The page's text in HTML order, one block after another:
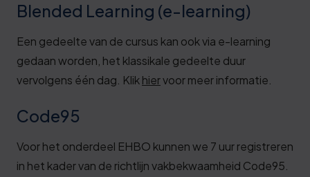
Blended Learning (e-learning)
Een gedeelte van de cursus kan ook via e-learning
gedaan worden, het klassikale gedeelte duur
vervolgens één dag. Klikhiervoor meer informatie.
Code95
Voor het onderdeel EHBO kunnen we 7 uur registreren
in het kader van de richtlijn vakbekwaamheid Code95.